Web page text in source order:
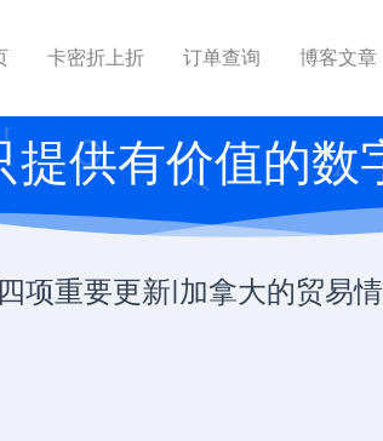
卡密折上折 订单查询 博客文章
提供有价值的数
项重要更新|加拿大的贸易